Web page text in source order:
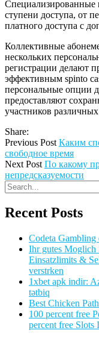
Специализированные
ступени доступа, от
платного доступа с
Коллективные
нескольких
регистрации делают
эффективным spinto
персональные опции
предоставляют
участников
Share:
Previous Post Каким
свободное время
Next Post По какому
непредсказуемости
Recent Posts
Codeta Gambling
Ihr gutes Moglich
Einsatzlimits &
verstrken
1xbet apk indir:
tətbiq
Best Chicken
100 percent free
percent free Slots